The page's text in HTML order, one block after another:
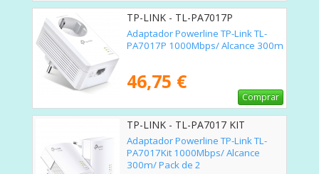
TP-LINK - TL-PA7017P
Adaptador Powerline TP-Link TL-
PA7017P 1000Mbps/ Alcance 300m
46,75 €
Comprar
TP-LINK - TL-PA7017 KIT
Adaptador Powerline TP-Link TL-
PA7017Kit 1000Mbps/ Alcance
300m/ Pack de 2